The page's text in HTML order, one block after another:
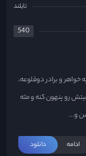
تایلند
540
و برادر دوقلوعه،
رو پنهون کنه و مثه
و...
ادامه دانلود سانسور